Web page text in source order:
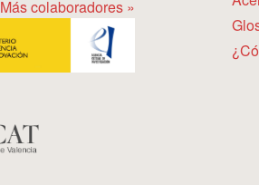
Más colaboradores »